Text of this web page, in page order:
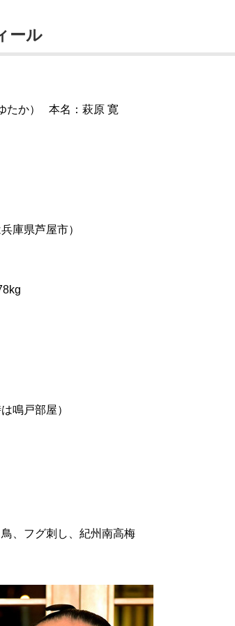
ール
たか） 本名：萩原 寛
庫県芦屋市）
鳴戸部屋）
、フグ刺し、紀州南高梅